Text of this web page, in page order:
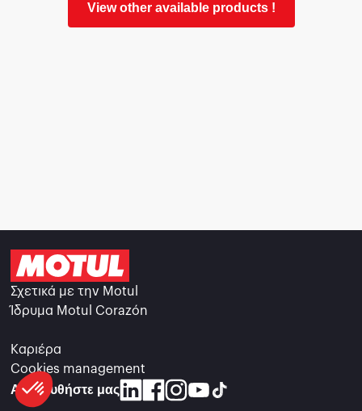
View other available products !
Σχετικά με την Motul
Ίδρυμα Motul Corazón
Καριέρα
Cookies management
Ακολουθήστε μας